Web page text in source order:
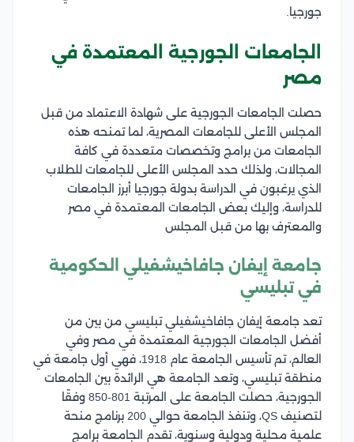
جورجيا.
الجامعات الجورجية المعتمدة في
مصر
حصلت الجامعات الجورجية على شهادة الاعتماد من قبل
المجلس الأعلى للجامعات المصرية، لما تمنحه هذه
الجامعات من برامج وتخصصات متعددة في كافة
المجالات، ولذلك حدد المجلس الأعلى للجامعات للطلاب
الذي يرغبون في الدراسة بدولة جورجيا أبرز الجامعات
للدراسة، وإليك بعض الجامعات المعتمدة في مصر
والمعترف بها من قبل المجلس
جامعة إيفان جافاخيشفيلي الحكومية
في تبليسي
تعد جامعة إيفان جافاخيشفيلي تبليسي من بين من
أفضل الجامعات الجورجية المعتمدة في مصر وفي
العالم، تم تأسيس الجامعة عام 1918، فهي أول جامعة في
منطقة تبليسي، وتعد الجامعة هي الرائدة بين الجامعات
الجورجية، حصلت الجامعة على المرتبة 801-850 وفقًا
لتصنيف QS، وتنفذ الجامعة حوالي 200 برنامج منحة
علمية محلية ودولية وسنوية، تقدم الجامعة برامج